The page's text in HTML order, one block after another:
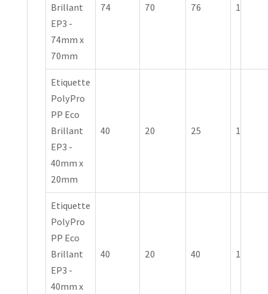
Brillant
EP3 -
74mm x
70mm
74 70 76 1
Etiquette
PolyPro
PP Eco
Brillant
EP3 -
40mm x
20mm
40 20 25 1
Etiquette
PolyPro
PP Eco
Brillant
EP3 -
40mm x
40 20 40 1